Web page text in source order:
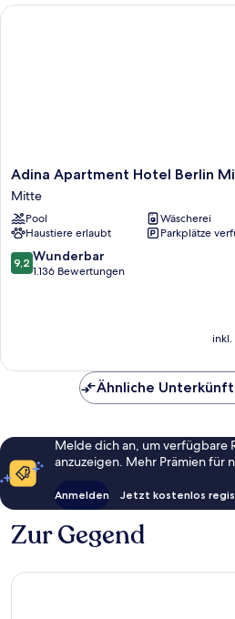
Adina
Apartment
Hotel
Berlin
Mitte
Mitte
Adina Apartment Hotel Berlin
Mitte
Pool
Wäscherei
Haustiere erlaubt
Parkplätze
9.2
von
9,2 Wunderbar
1.136 Bewertungen
Adina Apartment Hotel Berlin Mitte
Ähnliche
Melde dich an, um verfügbare
anzuzeigen. Mehr Prämien für
Anmelden Jetzt kostenlos
Zur Gegend